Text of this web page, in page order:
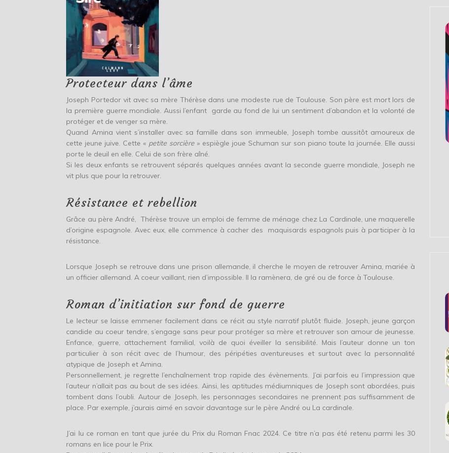
Protecteur dans l’âme
Joseph Portedor vit avec sa mère Thérèse dans une modeste rue de Toulouse. Son père est mort lors de
la première guerre mondiale. Aussi l’enfant garde au fond de lui un sentiment d’abandon et la volonté de
protéger et de venger sa mère.
Quand Amina vient s’installer avec sa famille dans son immeuble, Joseph tombe aussitôt amoureux de
cette jeune juive. Cette « petite sorcière » espiègle joue Schuman sur son piano toute la journée. Elle aussi
porte le deuil en elle. Celui de son frère aîné.
Si les deux enfants se retrouvent séparés quelques années avant la seconde guerre mondiale, Joseph ne
vit plus que pour la retrouver.
Résistance et rebellion
Grâce au père André, Thérèse trouve un emploi de femme de ménage chez La Cardinale, une maquerelle
d’origine espagnole. Avec eux, elle commence à cacher des maquisards espagnols puis à participer à la
résistance.
Lorsque Joseph se retrouve dans une prison allemande, il cherche le moyen de retrouver Amina, mariée à
un officier allemand. A coeur vaillant, rien d’impossible. Il la ramènera, de gré ou de force à Toulouse.
Roman d’initiation sur fond de guerre
Le lecteur se laisse emmener facilement dans ce récit au style narratif plutôt fluide. Joseph, jeune garçon
candide au coeur tendre, s’engage sans peur pour protéger sa mère et retrouver son amour de jeunesse.
Enfance, guerre, attachement familial, voilà de quoi éveiller la sensibilité. Mais l’auteur donne un ton
particulier à son récit avec de l’humour, des péripéties aventureuses et surtout avec la personnalité
atypique de Joseph et Amina.
Personnellement, je regrette l’enchaînement trop rapide des évènements. J’ai parfois eu l’impression que
l’auteur n’allait pas au bout de ses idées. Ainsi, les aptitudes médiumniques de Joseph sont abordées, puis
tombent dans l’oubli. Autour de Joseph, les personnages secondaires ne prennent pas suffisamment de
place. Par exemple, j’aurais aimé en savoir davantage sur le père André ou La cardinale.
J’ai lu ce roman en tant que jurée du Prix du Roman Fnac 2024. Ce titre n’a pas été retenu parmi les 30
romans en lice pour le Prix.